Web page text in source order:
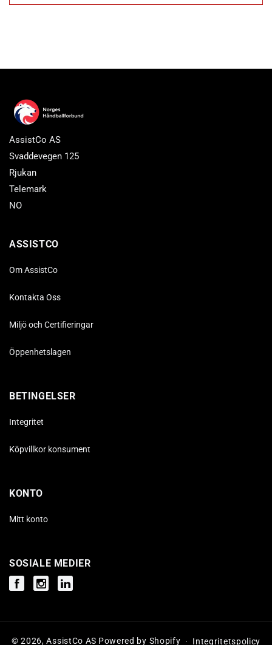
AssistCo AS
Svaddevegen 125
Rjukan
Telemark
NO
ASSISTCO
Om AssistCo
Kontakta Oss
Miljö och Certifieringar
Öppenhetslagen
BETINGELSER
Integritet
Köpvillkor konsument
KONTO
Mitt konto
SOSIALE MEDIER
FacebookInstagramInstagram
© 2026,AssistCo AS Powered by Shopify Integritetspolicy